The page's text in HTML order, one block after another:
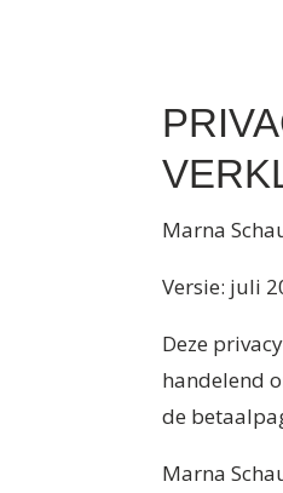
Marna
Versie: juli
Deze
handelend
de
Marna